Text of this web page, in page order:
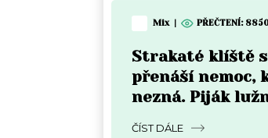
Mix PŘEČTENÍ:
Strakaté klíště
přenáší nemoc,
nezná. Piják
ČÍST DÁLE